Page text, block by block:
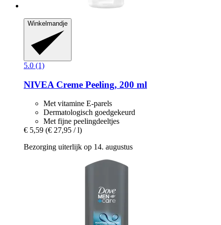
Winkelmandje
5.0 (1)
NIVEA Creme Peeling, 200 ml
Met vitamine E-parels
Dermatologisch goedgekeurd
Met fijne peelingdeeltjes
€ 5,59 (€ 27,95 / l)
Bezorging uiterlijk op 14. augustus